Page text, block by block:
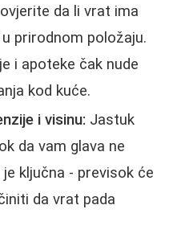
da li vrat ima
prirodnom položaju.
i apoteke čak nude
kod kuće.
i visinu: Jastuk
da vam glava ne
ključna - previsok će
da vrat pada